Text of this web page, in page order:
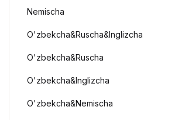
Nemischa
O'zbekcha&Ruscha&Inglizcha
O'zbekcha&Ruscha
O'zbekcha&Inglizcha
O'zbekcha&Nemischa